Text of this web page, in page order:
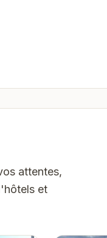
attentes,
et